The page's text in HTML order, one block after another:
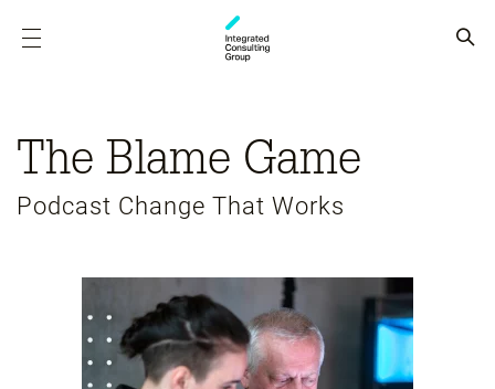
The Blame Game
Podcast Change That Works